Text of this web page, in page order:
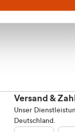
Versand &
Unser
Deutschland.